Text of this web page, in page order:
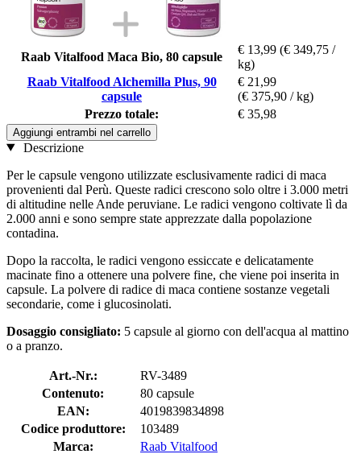
Raab Vitalfood Maca Bio, 80 capsule
€ 13,99 (€ 349,75 /
kg)
Raab Vitalfood Alchemilla Plus, 90
capsule
€ 21,99
(€ 375,90 / kg)
Prezzo totale:
€ 35,98
Aggiungi entrambi nel carrello
Descrizione
Per le capsule vengono utilizzate esclusivamente radici di maca
provenienti dal Perù. Queste radici crescono solo oltre i 3.000 metri
di altitudine nelle Ande peruviane. Le radici vengono coltivate lì da
2.000 anni e sono sempre state apprezzate dalla popolazione
contadina.
Dopo la raccolta, le radici vengono essiccate e delicatamente
macinate fino a ottenere una polvere fine, che viene poi inserita in
capsule. La polvere di radice di maca contiene sostanze vegetali
secondarie, come i glucosinolati.
Dosaggio consigliato: 5 capsule al giorno con dell'acqua al mattino
o a pranzo.
Art.-Nr.:
RV-3489
Contenuto:
80 capsule
EAN:
4019839834898
Codice produttore:
103489
Marca:
Raab Vitalfood